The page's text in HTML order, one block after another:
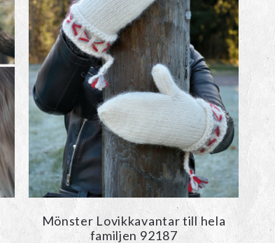
Mönster Lovikkavantar till hela
familjen 92187